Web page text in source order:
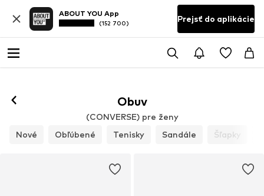
ABOUT YOU App
(152 700) Prejsť do aplikácie
Obuv
(CONVERSE) pre ženy
Nové
Obľúbené Tenisky Sandále Šľapky